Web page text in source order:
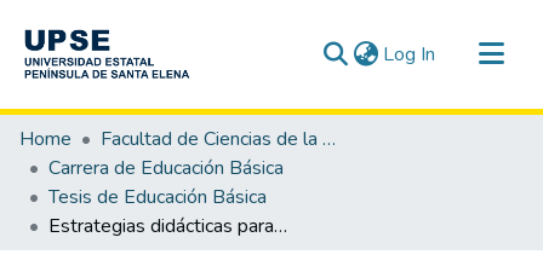
Log In (current)
Communities & Collections
All of DSpace
Statistics
Home
Facultad de Ciencias de la Educación e Idiomas
Carrera de Educación Básica
Tesis de Educación Básica
Estrategias didácticas para el desarrollo del pensamiento lógico en estudiantes del cuarto grado de La escuela de educación básica Elisa Ayala González, recinto Bajada de Chanduy, parroquia Chanduy, cantón Santa Elena, provincia Santa Elena, año lectivo 2014-2015.